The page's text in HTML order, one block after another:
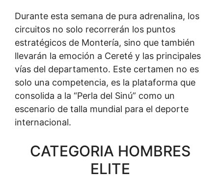
Durante esta semana de pura adrenalina, los
circuitos no solo recorrerán los puntos
estratégicos de Montería, sino que también
llevarán la emoción a Cereté y las principales
vías del departamento. Este certamen no es
solo una competencia, es la plataforma que
consolida a la “Perla del Sinú” como un
escenario de talla mundial para el deporte
internacional.
CATEGORIA HOMBRES
ELITE